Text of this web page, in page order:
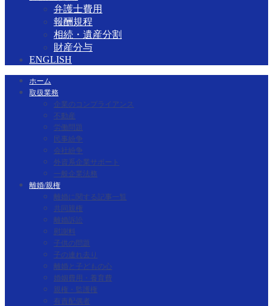
弁護士費用
報酬規程
相続・遺産分割
財産分与
ENGLISH
ホーム
取扱業務
企業のコンプライアンス
不動産
労働問題
民事紛争
会社紛争
外資系企業サポート
一般企業法務
離婚/親権
離婚に関する記事一覧
共同親権
離婚訴訟
慰謝料
子供の問題
子の連れ去り
離婚と子どもの心
婚姻費用・養育費
親権・監護権
有責配偶者